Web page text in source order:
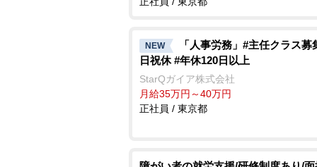
NEW
「人事労務」#主任クラス募
日祝休 #年休120日以上
StarQガイア株式会社
月給35万円～40万円
正社員 / 東京都